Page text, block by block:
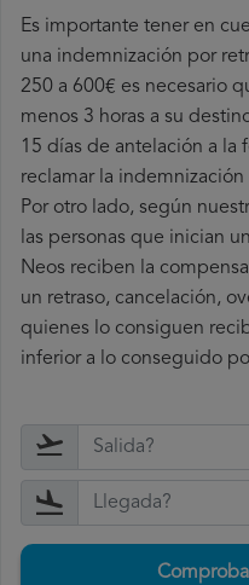
Es importante tener en
una indemnización por
250 a 600€ es necesario
menos 3 horas a su
15 días de antelación a la
reclamar la
Por otro lado, según
las personas que inician
Neos reciben la
un retraso, cancelación,
quienes lo consiguen
inferior a lo conseguido